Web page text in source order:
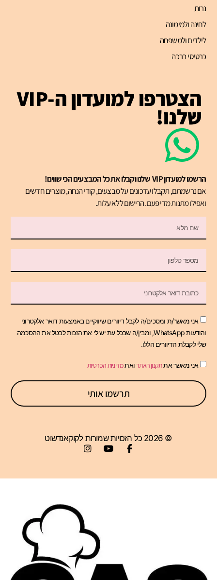
נרות
לחינה ולמימונה
לילדים ולמשפחה
כרטיסי ברכה
הצטרפו למועדון ה-VIP
שלנו!
הרשמו למועדון VIP שלנו וקבלו את כל המבצעים הכי שווים!
אם נרשמתם, תקבלו עדכונים על מבצעים, קודי הנחה, מוצרים חדשים
ואפילו מתנות מדי פעם. הרישום ללא עלות.
אני מאשר/ת ומסכים/ה לקבל דיוורים שיווקיים באמצעות דואר אלקטרוני
והודעות WhatsApp, ומבין/ה שבכל עת יש לי את הזכות לבטל את ההסכמה
שלי לקבלת הדיוורים הללו.
אני מאשר אתתקנון האתרואתמדיניות הפרטיות
תרשמו אותי
© 2026 כל הזכויות שמורות לקוקאנדשוט